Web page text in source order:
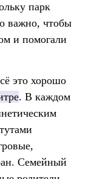
парк
важно, чтобы
и помогали
это хорошо
. В каждом
Семейный